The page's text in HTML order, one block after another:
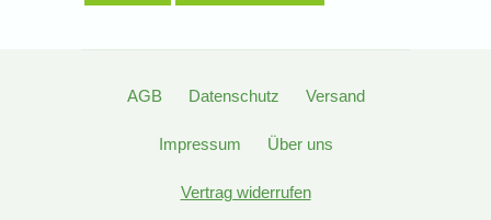
AGB Datenschutz Versand
Impressum Über uns
Vertrag widerrufen